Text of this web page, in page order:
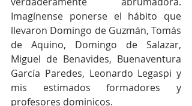
Imagínense ponerse el hábito que
llevaron Domingo de Guzmán, Tomás
de Aquino, Domingo de Salazar,
Miguel de Benavides, Buenaventura
García Paredes, Leonardo Legaspi y
mis estimados formadores y
profesores dominicos.